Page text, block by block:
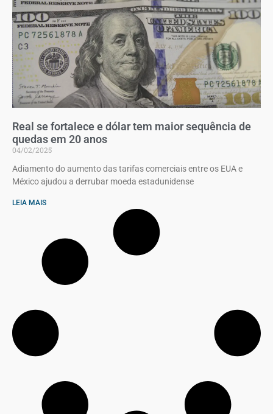
Real se fortalece e dólar tem maior sequência de
quedas em 20 anos
04/02/2025
Adiamento do aumento das tarifas comerciais entre os EUA e
México ajudou a derrubar moeda estadunidense
LEIA MAIS